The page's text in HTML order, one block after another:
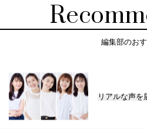
編集部のお
リアルな声